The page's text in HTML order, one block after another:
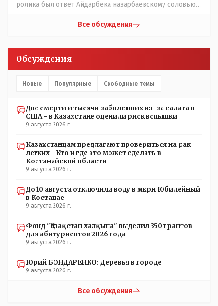
ролика был ответ Айдарбека назарбаевскому соловью
просто напросто - КЛОУНЫ или МАРИОНЕТКИ власти и
видимость ИНТРИГИ выборов, его как бы и якобы
НАКАЛ - и тот и этот без разрешения АП - и шага,
- идёт СКУЧНАЯ и НУДНАЯ и МОНОТОННАЯ и полностью
усмотрению: - их мгновенно лишать возможности идти
на выборы и не дадут им места в будущем Курултае: -
партиями.
Все обсуждения
Обсуждения
Новые Популярные Свободные темы
Две смерти и тысячи заболевших из-за салата в
США - в Казахстане оценили риск вспышки
9 августа 2026 г.
Казахстанцам предлагают провериться на рак
легких - Кто и где это может сделать в
Костанайской области
9 августа 2026 г.
До 10 августа отключили воду в мкрн Юбилейный
в Костанае
9 августа 2026 г.
Фонд "Қазақстан халқына" выделил 350 грантов
для абитуриентов 2026 года
9 августа 2026 г.
Юрий БОНДАРЕНКО: Деревья в городе
9 августа 2026 г.
Все обсуждения